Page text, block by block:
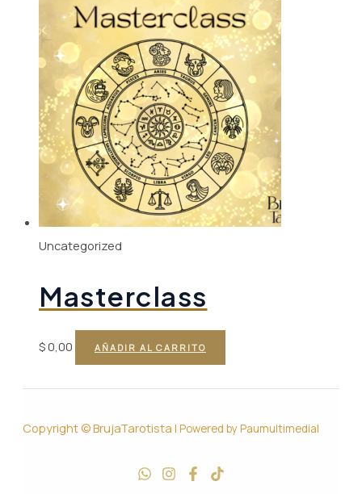
Uncategorized
Masterclass
$0,00 AÑADIR AL CARRITO
Copyright © BrujaTarotista | Powered by Paumultimedial